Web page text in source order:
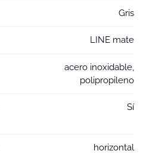
Gris
LINE mate
acero inoxidable,
polipropileno
Sí
horizontal